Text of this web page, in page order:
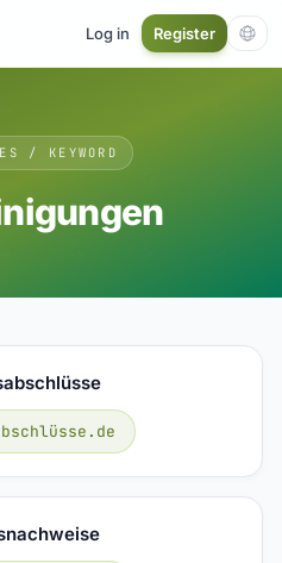
Log in Register
/ KEYWORD